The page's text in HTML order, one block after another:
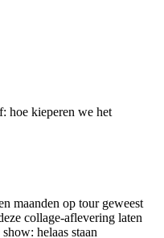
hoe kieperen we het
maanden op tour geweest
collage-aflevering laten
helaas staan